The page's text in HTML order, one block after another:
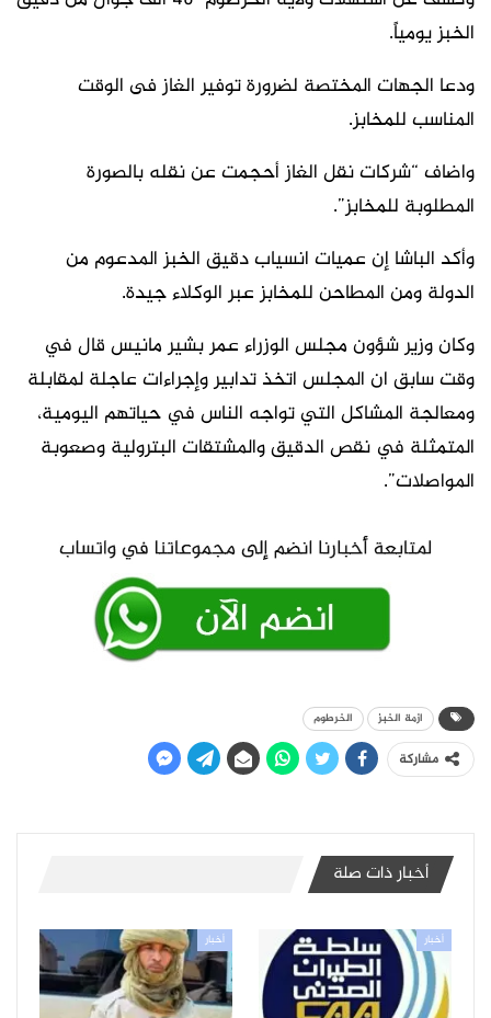
الخبز يومياً.
ودعا الجهات المختصة لضرورة توفير الغاز فى الوقت
المناسب للمخابز.
واضاف “شركات نقل الغاز أحجمت عن نقله بالصورة
المطلوبة للمخابز”.
وأكد الباشا إن عميات انسياب دقيق الخبز المدعوم من
الدولة ومن المطاحن للمخابز عبر الوكلاء جيدة.
وكان وزير شؤون مجلس الوزراء عمر بشير مانيس قال في
وقت سابق ان المجلس اتخذ تدابير وإجراءات عاجلة لمقابلة
ومعالجة المشاكل التي تواجه الناس في حياتهم اليومية،
المتمثلة في نقص الدقيق والمشتقات البترولية وصعوبة
المواصلات”.
ازمة الخبز الخرطوم
مشاركة
أخبار ذات صلة
أخبار أخبار